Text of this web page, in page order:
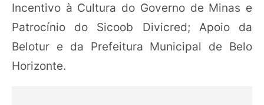
Incentivo à Cultura do Governo de Minas e
Patrocínio do Sicoob Divicred; Apoio da
Belotur e da Prefeitura Municipal de Belo
Horizonte.